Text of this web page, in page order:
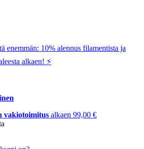
enemmän: 10% alennus filamentista ja
alkaen! ⚡️
vakiotoimitus alkaen 99,00 €